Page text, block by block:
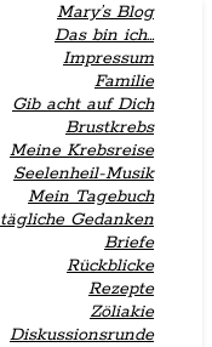
Mary’s Blog
Das bin ich…
Impressum
Familie
Gib acht auf Dich
Brustkrebs
Meine Krebsreise
Seelenheil-Musik
Mein Tagebuch
tägliche Gedanken
Briefe
Rückblicke
Rezepte
Zöliakie
Diskussionsrunde